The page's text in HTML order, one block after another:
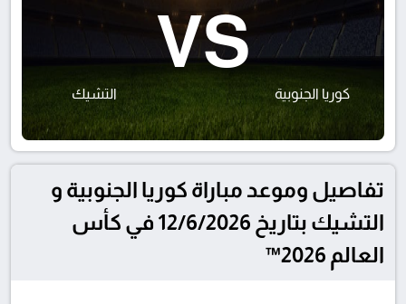
كوريا الجنوبية
VS
التشيك
تفاصيل وموعد مباراة كوريا الجنوبية و
التشيك بتاريخ 12/6/2026 في كأس
العالم 2026™